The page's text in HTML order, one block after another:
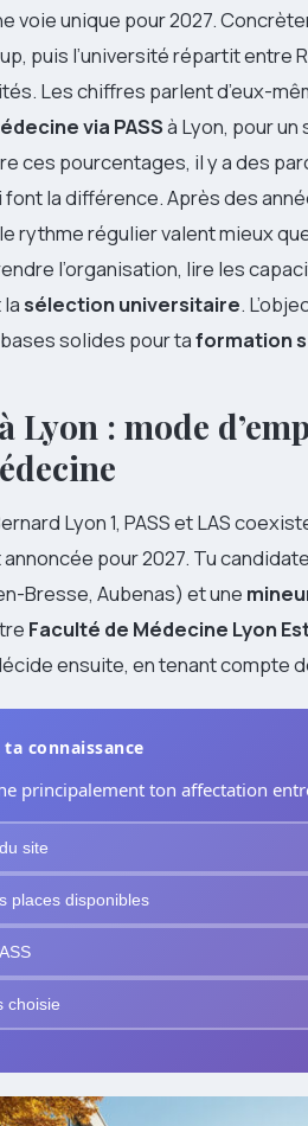
voie unique pour 2027.
puis l’université répartit entre
Les chiffres parlent d’eux-
via PASSà Lyon, pour
ces pourcentages, il y a des
la différence. Après des
rythme régulier valent mieux
l’organisation, lire les
sélection universitaire.
solides pour taformation
Lyon : mode
Lyon 1, PASS et LAS
pour 2027. Tu
Bresse, Aubenas) et une
Faculté de Médecine Lyon
ensuite, en tenant compte
connaissance
principalement ton affectation
site
places disponibles
choisie